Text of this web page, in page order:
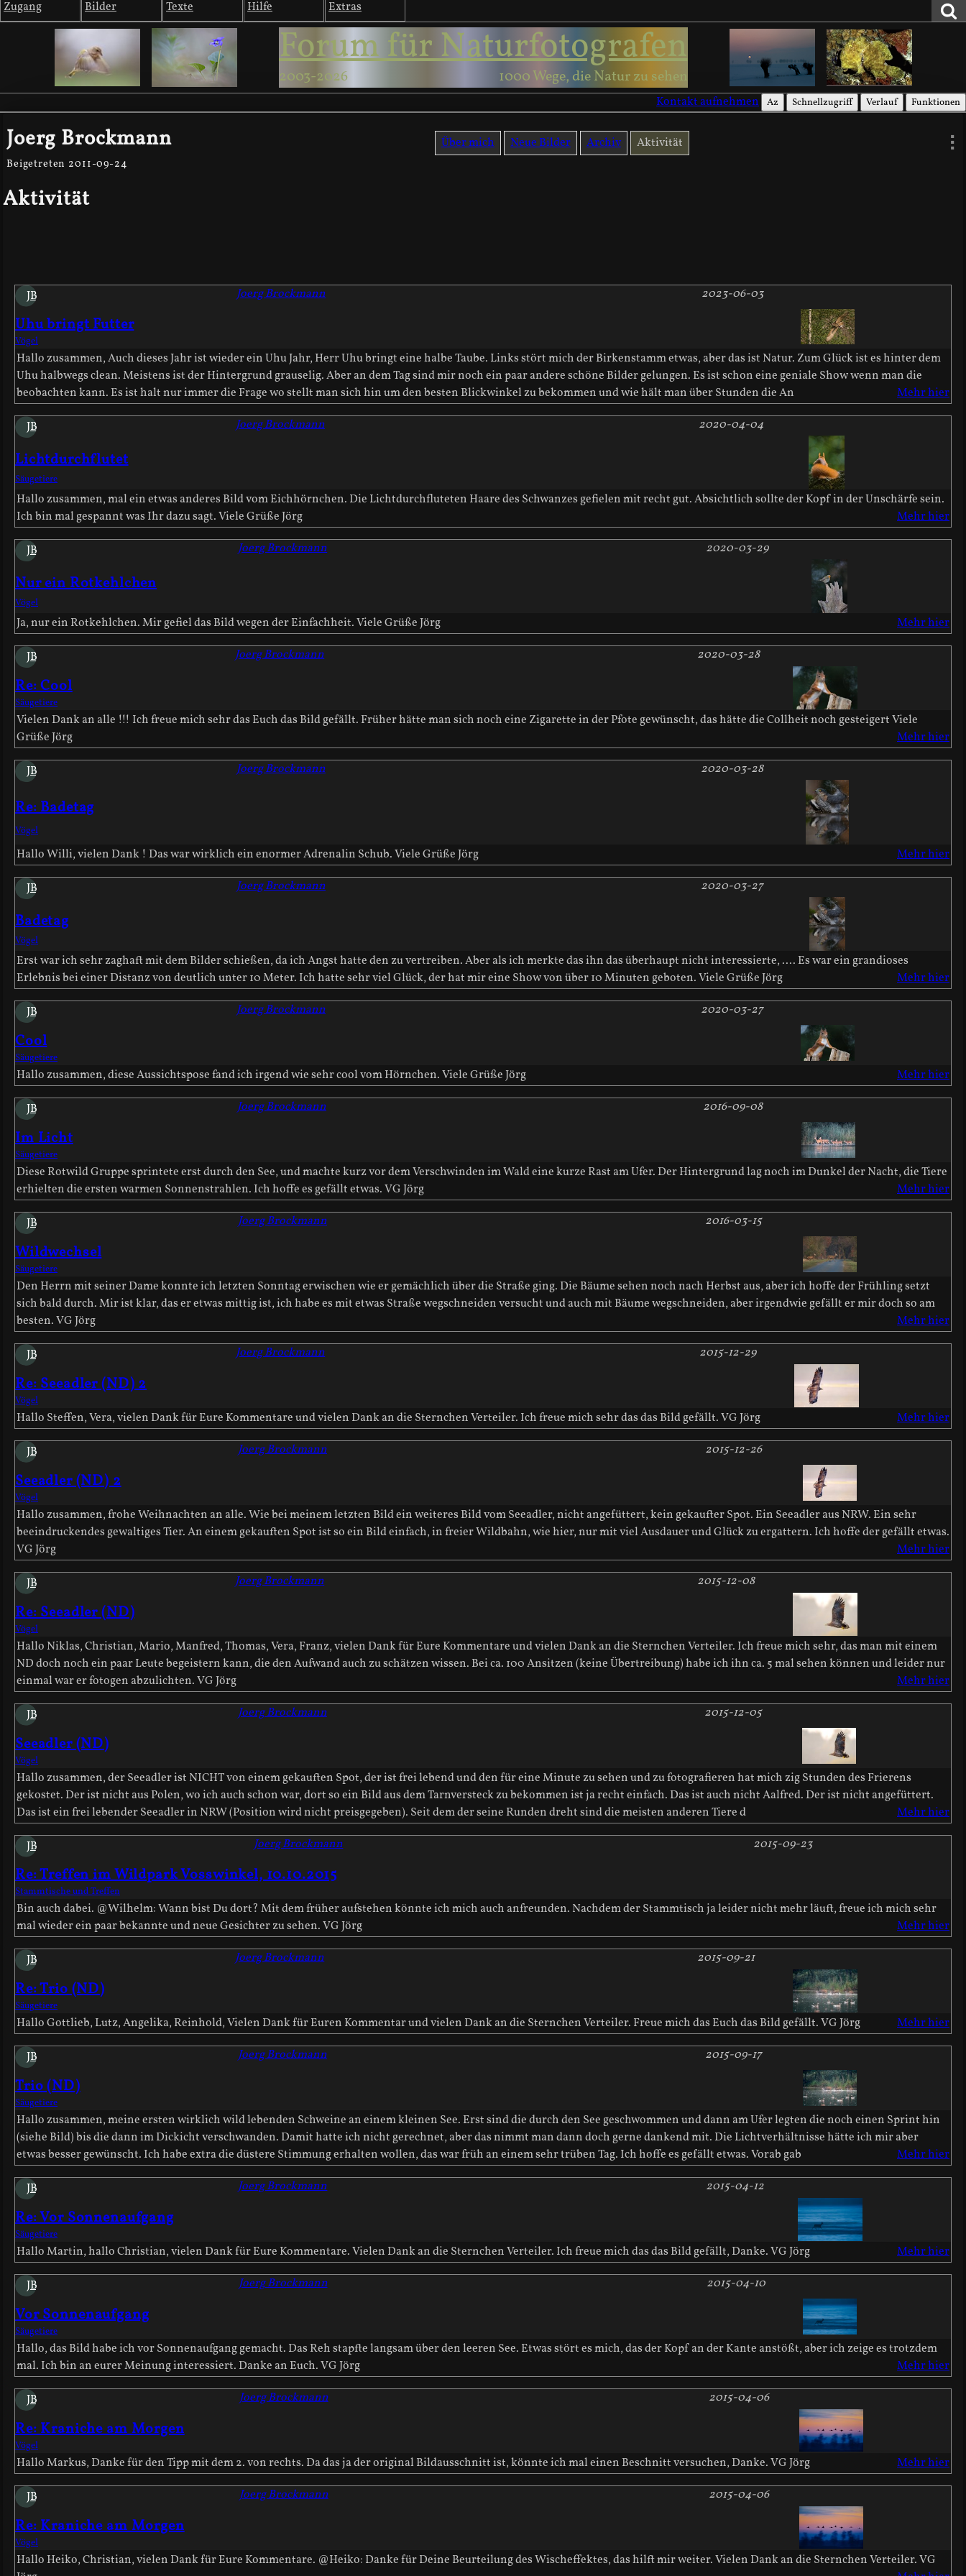
Zugang Bilder Texte Hilfe Extras
Forum für Naturfotografen
2003-2026 1000 Wege, die Natur zu sehen
Kontakt aufnehmen Az Schnellzugriff Verlauf Funktionen
Joerg Brockmann
Beigetreten 2011-09-24
Über mich Neue Bilder Archiv Aktivität
Aktivität
JB
Uhu bringt Futter
2023-06-03
Joerg Brockmann
Vögel
Hallo zusammen, Auch dieses Jahr ist wieder ein Uhu Jahr, Herr Uhu bringt eine halbe Taube. Links stört mich der Birkenstamm etwas, aber das ist Natur. Zum Glück ist es hinter dem
Uhu halbwegs clean. Meistens ist der Hintergrund grauselig. Aber an dem Tag sind mir noch ein paar andere schöne Bilder gelungen. Es ist schon eine geniale Show wenn man die
beobachten kann. Es ist halt nur immer die Frage wo stellt man sich hin um den besten Blickwinkel zu bekommen und wie hält man über Stunden die An
Mehr hier
JB
Lichtdurchflutet
2020-04-04
Joerg Brockmann
Säugetiere
Hallo zusammen, mal ein etwas anderes Bild vom Eichhörnchen. Die Lichtdurchfluteten Haare des Schwanzes gefielen mit recht gut. Absichtlich sollte der Kopf in der Unschärfe sein.
Ich bin mal gespannt was Ihr dazu sagt. Viele Grüße Jörg
Mehr hier
JB
Nur ein Rotkehlchen
2020-03-29
Joerg Brockmann
Vögel
Ja, nur ein Rotkehlchen. Mir gefiel das Bild wegen der Einfachheit. Viele Grüße Jörg Mehr hier
JB
Re: Cool
2020-03-28
Joerg Brockmann
Säugetiere
Vielen Dank an alle !!! Ich freue mich sehr das Euch das Bild gefällt. Früher hätte man sich noch eine Zigarette in der Pfote gewünscht, das hätte die Collheit noch gesteigert Viele
Grüße Jörg
Mehr hier
JB
Re: Badetag
2020-03-28
Joerg Brockmann
Vögel
Hallo Willi, vielen Dank ! Das war wirklich ein enormer Adrenalin Schub. Viele Grüße Jörg Mehr hier
JB
Badetag
2020-03-27
Joerg Brockmann
Vögel
Erst war ich sehr zaghaft mit dem Bilder schießen, da ich Angst hatte den zu vertreiben. Aber als ich merkte das ihn das überhaupt nicht interessierte, .... Es war ein grandioses
Erlebnis bei einer Distanz von deutlich unter 10 Meter. Ich hatte sehr viel Glück, der hat mir eine Show von über 10 Minuten geboten. Viele Grüße Jörg
Mehr hier
JB
Cool
2020-03-27
Joerg Brockmann
Säugetiere
Hallo zusammen, diese Aussichtspose fand ich irgend wie sehr cool vom Hörnchen. Viele Grüße Jörg Mehr hier
JB
Im Licht
2016-09-08
Joerg Brockmann
Säugetiere
Diese Rotwild Gruppe sprintete erst durch den See, und machte kurz vor dem Verschwinden im Wald eine kurze Rast am Ufer. Der Hintergrund lag noch im Dunkel der Nacht, die Tiere
erhielten die ersten warmen Sonnenstrahlen. Ich hoffe es gefällt etwas. VG Jörg
Mehr hier
JB
Wildwechsel
2016-03-15
Joerg Brockmann
Säugetiere
Den Herrn mit seiner Dame konnte ich letzten Sonntag erwischen wie er gemächlich über die Straße ging. Die Bäume sehen noch nach Herbst aus, aber ich hoffe der Frühling setzt
sich bald durch. Mir ist klar, das er etwas mittig ist, ich habe es mit etwas Straße wegschneiden versucht und auch mit Bäume wegschneiden, aber irgendwie gefällt er mir doch so am
besten. VG Jörg
Mehr hier
JB
Re: Seeadler (ND) 2
2015-12-29
Joerg Brockmann
Vögel
Hallo Steffen, Vera, vielen Dank für Eure Kommentare und vielen Dank an die Sternchen Verteiler. Ich freue mich sehr das das Bild gefällt. VG Jörg Mehr hier
JB
Seeadler (ND) 2
2015-12-26
Joerg Brockmann
Vögel
Hallo zusammen, frohe Weihnachten an alle. Wie bei meinem letzten Bild ein weiteres Bild vom Seeadler, nicht angefüttert, kein gekaufter Spot. Ein Seeadler aus NRW. Ein sehr
beeindruckendes gewaltiges Tier. An einem gekauften Spot ist so ein Bild einfach, in freier Wildbahn, wie hier, nur mit viel Ausdauer und Glück zu ergattern. Ich hoffe der gefällt etwas.
VG Jörg
Mehr hier
JB
Re: Seeadler (ND)
2015-12-08
Joerg Brockmann
Vögel
Hallo Niklas, Christian, Mario, Manfred, Thomas, Vera, Franz, vielen Dank für Eure Kommentare und vielen Dank an die Sternchen Verteiler. Ich freue mich sehr, das man mit einem
ND doch noch ein paar Leute begeistern kann, die den Aufwand auch zu schätzen wissen. Bei ca. 100 Ansitzen (keine Übertreibung) habe ich ihn ca. 5 mal sehen können und leider nur
einmal war er fotogen abzulichten. VG Jörg
Mehr hier
JB
Seeadler (ND)
2015-12-05
Joerg Brockmann
Vögel
Hallo zusammen, der Seeadler ist NICHT von einem gekauften Spot, der ist frei lebend und den für eine Minute zu sehen und zu fotografieren hat mich zig Stunden des Frierens
gekostet. Der ist nicht aus Polen, wo ich auch schon war, dort so ein Bild aus dem Tarnversteck zu bekommen ist ja recht einfach. Das ist auch nicht Aalfred. Der ist nicht angefüttert.
Das ist ein frei lebender Seeadler in NRW (Position wird nicht preisgegeben). Seit dem der seine Runden dreht sind die meisten anderen Tiere d
Mehr hier
JB
Re: Treffen im Wildpark Vosswinkel, 10.10.2015
2015-09-23
Joerg Brockmann
Stammtische und Treffen
Bin auch dabei. @Wilhelm: Wann bist Du dort? Mit dem früher aufstehen könnte ich mich auch anfreunden. Nachdem der Stammtisch ja leider nicht mehr läuft, freue ich mich sehr
mal wieder ein paar bekannte und neue Gesichter zu sehen. VG Jörg
Mehr hier
JB
Re: Trio (ND)
2015-09-21
Joerg Brockmann
Säugetiere
Hallo Gottlieb, Lutz, Angelika, Reinhold, Vielen Dank für Euren Kommentar und vielen Dank an die Sternchen Verteiler. Freue mich das Euch das Bild gefällt. VG Jörg Mehr hier
JB
Trio (ND)
2015-09-17
Joerg Brockmann
Säugetiere
Hallo zusammen, meine ersten wirklich wild lebenden Schweine an einem kleinen See. Erst sind die durch den See geschwommen und dann am Ufer legten die noch einen Sprint hin
(siehe Bild) bis die dann im Dickicht verschwanden. Damit hatte ich nicht gerechnet, aber das nimmt man dann doch gerne dankend mit. Die Lichtverhältnisse hätte ich mir aber
etwas besser gewünscht. Ich habe extra die düstere Stimmung erhalten wollen, das war früh an einem sehr trüben Tag. Ich hoffe es gefällt etwas. Vorab gab
Mehr hier
JB
Re: Vor Sonnenaufgang
2015-04-12
Joerg Brockmann
Säugetiere
Hallo Martin, hallo Christian, vielen Dank für Eure Kommentare. Vielen Dank an die Sternchen Verteiler. Ich freue mich das das Bild gefällt, Danke. VG Jörg Mehr hier
JB
Vor Sonnenaufgang
2015-04-10
Joerg Brockmann
Säugetiere
Hallo, das Bild habe ich vor Sonnenaufgang gemacht. Das Reh stapfte langsam über den leeren See. Etwas stört es mich, das der Kopf an der Kante anstößt, aber ich zeige es trotzdem
mal. Ich bin an eurer Meinung interessiert. Danke an Euch. VG Jörg
Mehr hier
JB
Re: Kraniche am Morgen
2015-04-06
Joerg Brockmann
Vögel
Hallo Markus, Danke für den Tipp mit dem 2. von rechts. Da das ja der original Bildausschnitt ist, könnte ich mal einen Beschnitt versuchen, Danke. VG Jörg Mehr hier
JB
Re: Kraniche am Morgen
2015-04-06
Joerg Brockmann
Vögel
Hallo Heiko, Christian, vielen Dank für Eure Kommentare. @Heiko: Danke für Deine Beurteilung des Wischeffektes, das hilft mir weiter. Vielen Dank an die Sternchen Verteiler. VG